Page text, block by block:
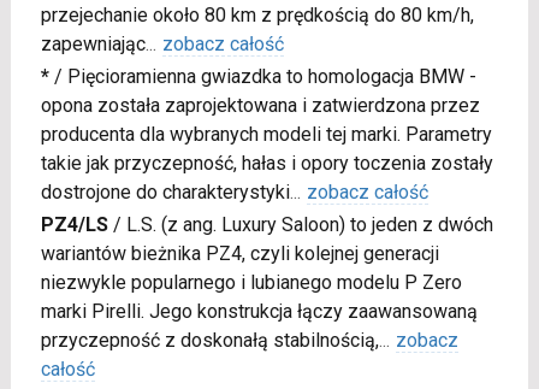
przejechanie około 80 km z prędkością do 80 km/h,
zapewniając... zobacz całość
*/ Pięcioramienna gwiazdka to homologacja BMW -
opona została zaprojektowana i zatwierdzona przez
producenta dla wybranych modeli tej marki. Parametry
takie jak przyczepność, hałas i opory toczenia zostały
dostrojone do charakterystyki... zobacz całość
PZ4/LS/ L.S. (z ang. Luxury Saloon) to jeden z dwóch
wariantów bieżnika PZ4, czyli kolejnej generacji
niezwykle popularnego i lubianego modelu P Zero
marki Pirelli. Jego konstrukcja łączy zaawansowaną
przyczepność z doskonałą stabilnością,... zobacz
całość